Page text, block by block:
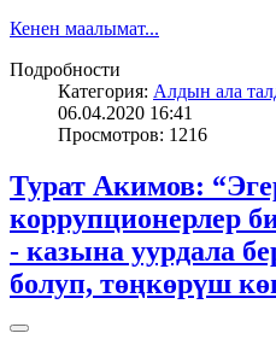
Кенен маалымат...
Подробности
Категория: Алдын ала
06.04.2020 16:41
Просмотров: 1216
Турат Акимов:
коррупционерлер
- казына уурдала
болуп, төңкөрүш